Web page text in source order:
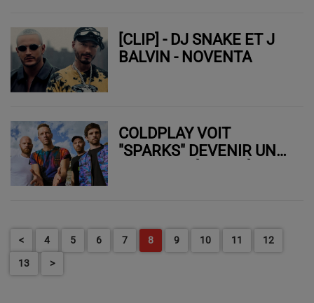
[CLIP] - DJ SNAKE ET J
BALVIN - NOVENTA
COLDPLAY VOIT
"SPARKS" DEVENIR UN
< 4 5 6 7 8 9 10 11 12
13 >